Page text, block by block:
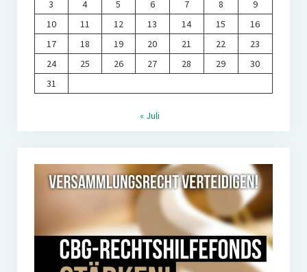
3 4 5 6 7 8
9
10
11 12 13 14 15
16
17
18 19 20 21 22
23
24
25 26 27 28 29
30
31
« Juli